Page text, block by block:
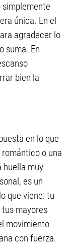
única. En el
agradecer lo
suma. En
bien la
en lo que
romántico o una
huella muy
es un
que viene: tu
tus mayores
movimiento
con fuerza.